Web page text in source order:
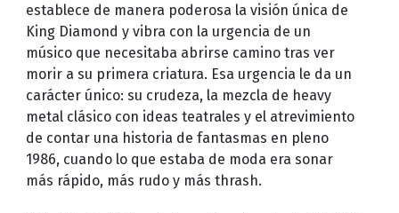
establece de manera poderosa la visión única de
King Diamond y vibra con la urgencia de un
músico que necesitaba abrirse camino tras ver
morir a su primera criatura. Esa urgencia le da un
carácter único: su crudeza, la mezcla de heavy
metal clásico con ideas teatrales y el atrevimiento
de contar una historia de fantasmas en pleno
1986, cuando lo que estaba de moda era sonar
más rápido, más rudo y más thrash.